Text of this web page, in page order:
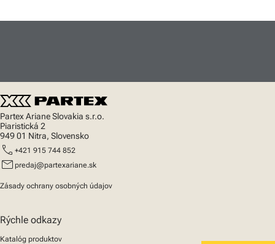
Partex Ariane Slovakia s.r.o.
Piaristická 2
949 01 Nitra, Slovensko
call +421 915 744 852
mail predaj@partexariane.sk
Zásady ochrany osobných údajov
Rýchle odkazy
Katalóg produktov